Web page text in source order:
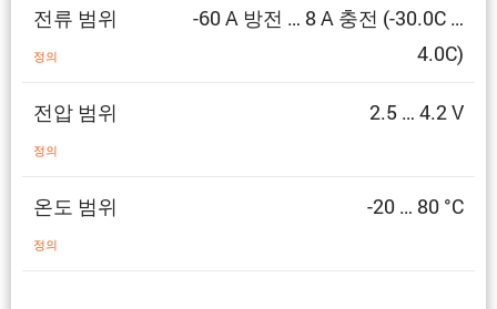
전류 범위
정의
-60 A 방전 … 8 A 충전 (-30.0C …
4.0C)
전압 범위
정의
2.5 … 4.2 V
온도 범위
정의
-20 … 80 °C